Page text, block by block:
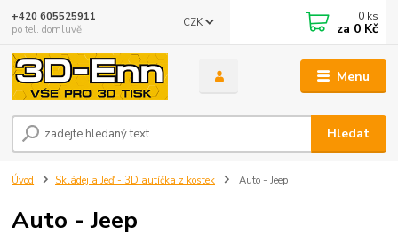
Menu
CZK
Hledat
+420 605525911
po tel. domluvě
0 ks
za 0 Kč
Úvod Skládej a Jeď - 3D autíčka z kostek Auto - Jeep
Auto - Jeep